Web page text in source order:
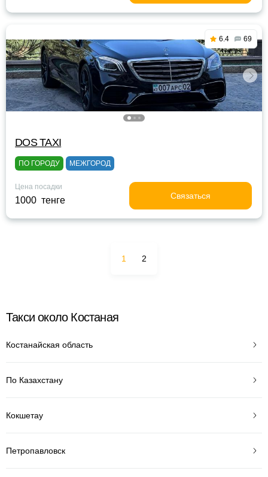
6.4 69
DOS TAXI
ПО ГОРОДУ МЕЖГОРОД
Цена посадки
1000 тенге Связаться
1 2
Такси около Костаная
Костанайская область
По Казахстану
Кокшетау
Петропавловск